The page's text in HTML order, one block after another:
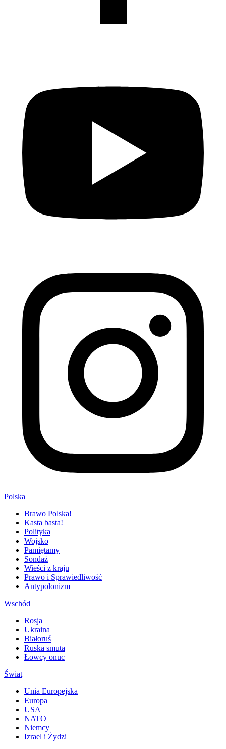
Polska
Brawo Polska!
Kasta basta!
Polityka
Wojsko
Pamiętamy
Sondaż
Wieści z kraju
Prawo i Sprawiedliwość
Antypolonizm
Wschód
Rosja
Ukraina
Białoruś
Ruska smuta
Łowcy onuc
Świat
Unia Europejska
Europa
USA
NATO
Niemcy
Izrael i Żydzi